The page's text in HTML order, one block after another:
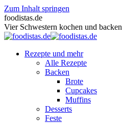
Zum Inhalt springen
foodistas.de
Vier Schwestern kochen und backen
Rezepte und mehr
Alle Rezepte
Backen
Brote
Cupcakes
Muffins
Desserts
Feste